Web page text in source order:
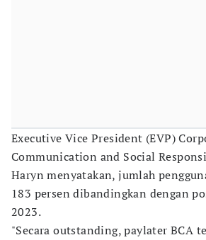
Executive Vice President (EVP)
Communication and Social
Haryn menyatakan, jumlah
183 persen dibandingkan dengan
2023.
"Secara outstanding, paylater BCA